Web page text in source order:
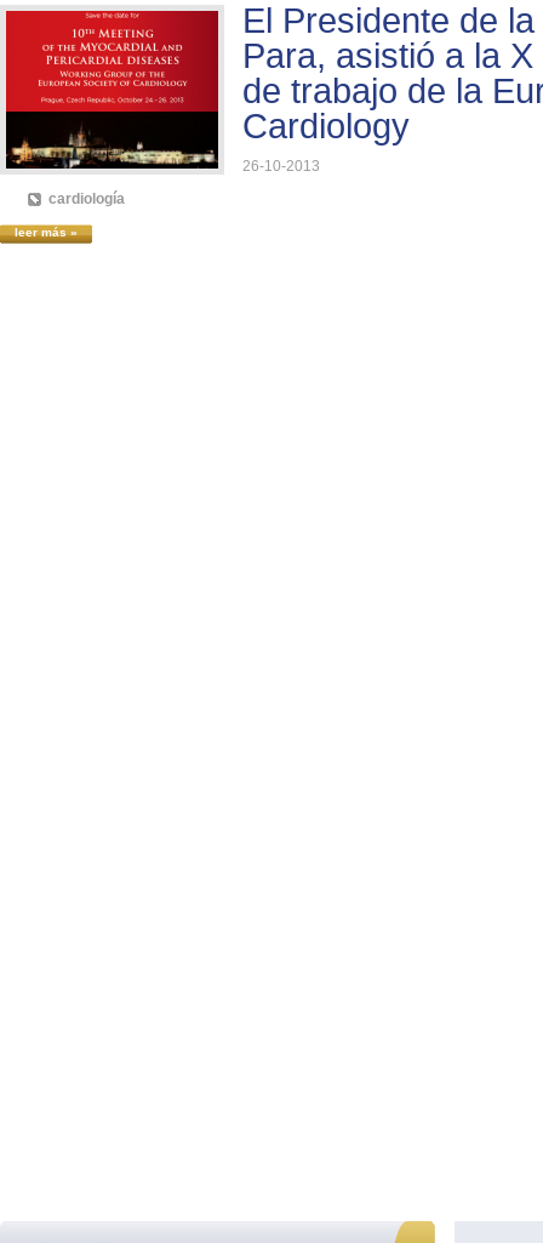
El Presidente de
Para, asistió a la
de trabajo de la
Cardiology
26-10-2013
cardiología
leer más »